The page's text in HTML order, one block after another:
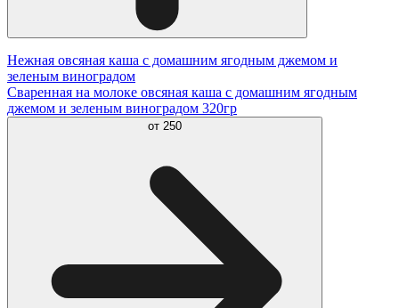
Нежная овсяная каша с домашним ягодным джемом и
зеленым виноградом
Сваренная на молоке овсяная каша с домашним ягодным
джемом и зеленым виноградом 320гр
от 250